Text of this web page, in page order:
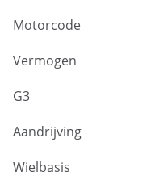
Motorcode
Vermogen
G3
Aandrijving
Wielbasis